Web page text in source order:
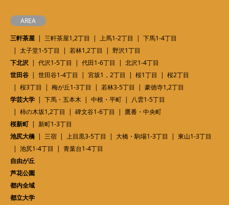
AREA
三軒茶屋
三軒茶屋1,2丁目 上馬1-2丁目
下馬1-4丁目
太子堂1-5丁目
若林1,2丁目
野沢1丁目
下北沢
代沢1-5丁目 代田1-6丁目
北沢1-4丁目
世田谷
世田谷1-4丁目 宮坂1，2丁目 桜1丁目
桜2丁目
桜3丁目
梅が丘1-3丁目 若林3-5丁目
豪徳寺1,2丁目
学芸大学
下馬・五本木 中根・平町
八雲1-5丁目
柿の木坂1,2丁目
碑文谷1-6丁目
鷹番・中央町
桜新町
新町1-3丁目
池尻大橋
三宿 上目黒3-5丁目 大橋・駒場1-3丁目
東山1-3丁目
池尻1-4丁目
青葉台1-4丁目
自由が丘
芦花公園
都内全域
都立大学